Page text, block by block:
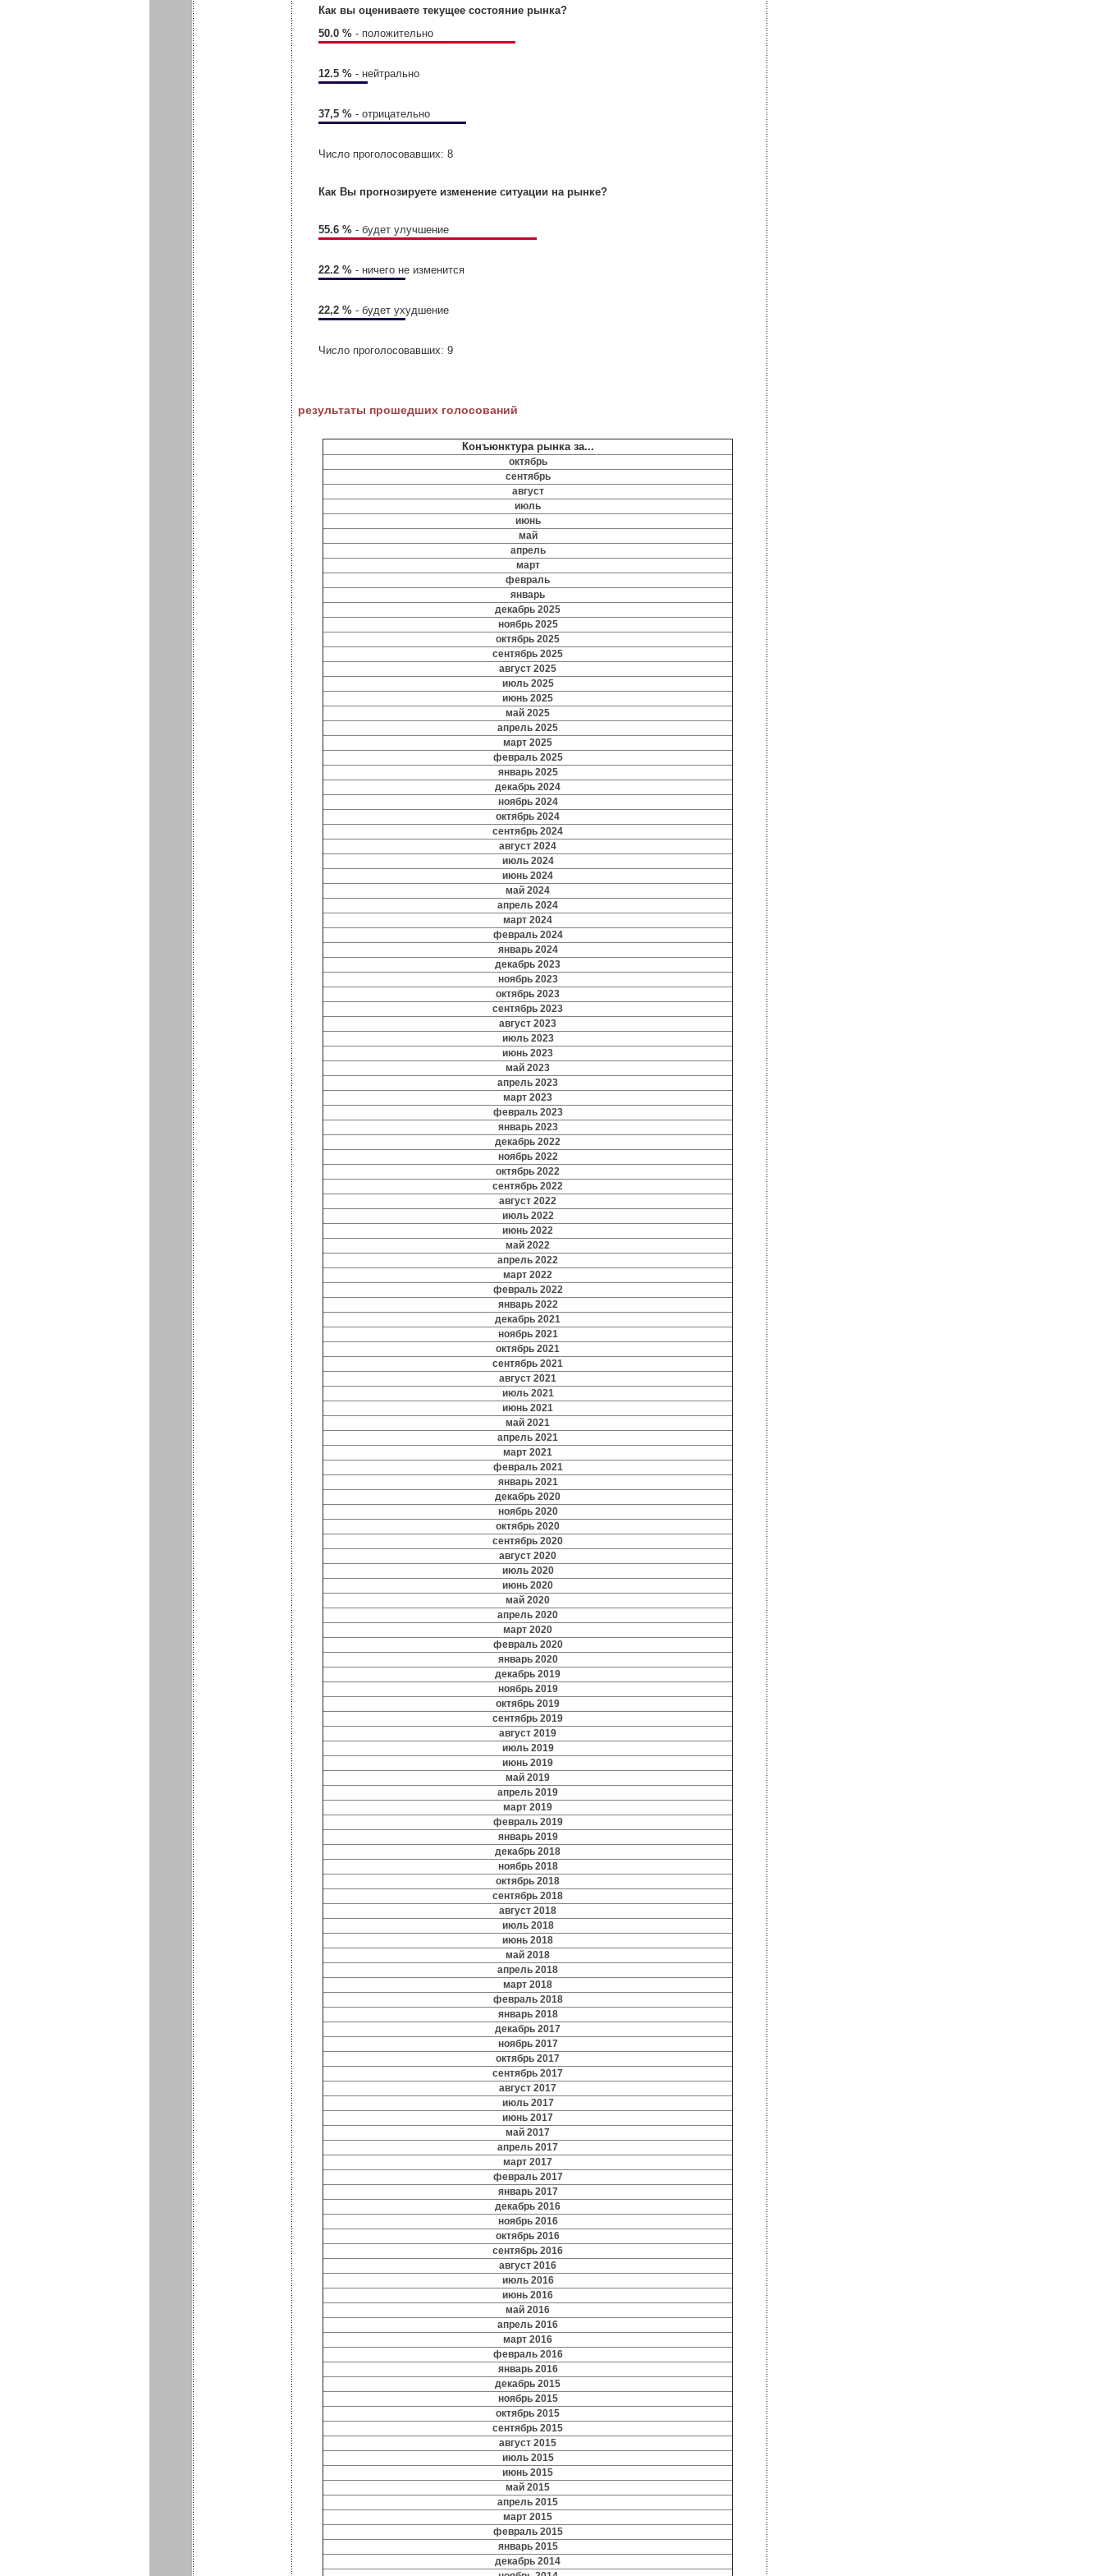
Как вы оцениваете текущее состояние рынка?
50.0 % - положительно
12.5 % - нейтрально
37,5 % - отрицательно
Число проголосовавших: 8
Как Вы прогнозируете изменение ситуации на рынке?
55.6 % - будет улучшение
22.2 % - ничего не изменится
22,2 % - будет ухудшение
Число проголосовавших: 9
результаты прошедших голосований
Конъюнктура рынка за...
октябрь
сентябрь
август
июль
июнь
май
апрель
март
февраль
январь
декабрь 2025
ноябрь 2025
октябрь 2025
сентябрь 2025
август 2025
июль 2025
июнь 2025
май 2025
апрель 2025
март 2025
февраль 2025
январь 2025
декабрь 2024
ноябрь 2024
октябрь 2024
сентябрь 2024
август 2024
июль 2024
июнь 2024
май 2024
апрель 2024
март 2024
февраль 2024
январь 2024
декабрь 2023
ноябрь 2023
октябрь 2023
сентябрь 2023
август 2023
июль 2023
июнь 2023
май 2023
апрель 2023
март 2023
февраль 2023
январь 2023
декабрь 2022
ноябрь 2022
октябрь 2022
сентябрь 2022
август 2022
июль 2022
июнь 2022
май 2022
апрель 2022
март 2022
февраль 2022
январь 2022
декабрь 2021
ноябрь 2021
октябрь 2021
сентябрь 2021
август 2021
июль 2021
июнь 2021
май 2021
апрель 2021
март 2021
февраль 2021
январь 2021
декабрь 2020
ноябрь 2020
октябрь 2020
сентябрь 2020
август 2020
июль 2020
июнь 2020
май 2020
апрель 2020
март 2020
февраль 2020
январь 2020
декабрь 2019
ноябрь 2019
октябрь 2019
сентябрь 2019
август 2019
июль 2019
июнь 2019
май 2019
апрель 2019
март 2019
февраль 2019
январь 2019
декабрь 2018
ноябрь 2018
октябрь 2018
сентябрь 2018
август 2018
июль 2018
июнь 2018
май 2018
апрель 2018
март 2018
февраль 2018
январь 2018
декабрь 2017
ноябрь 2017
октябрь 2017
сентябрь 2017
август 2017
июль 2017
июнь 2017
май 2017
апрель 2017
март 2017
февраль 2017
январь 2017
декабрь 2016
ноябрь 2016
октябрь 2016
сентябрь 2016
август 2016
июль 2016
июнь 2016
май 2016
апрель 2016
март 2016
февраль 2016
январь 2016
декабрь 2015
ноябрь 2015
октябрь 2015
сентябрь 2015
август 2015
июль 2015
июнь 2015
май 2015
апрель 2015
март 2015
февраль 2015
январь 2015
декабрь 2014